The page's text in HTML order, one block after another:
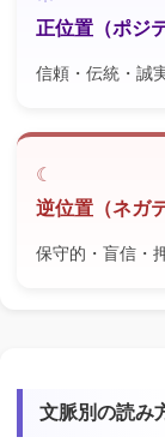
正位置（ポジ
信頼・伝統・誠
逆位置（ネガ
保守的・盲信・
文脈別の読み